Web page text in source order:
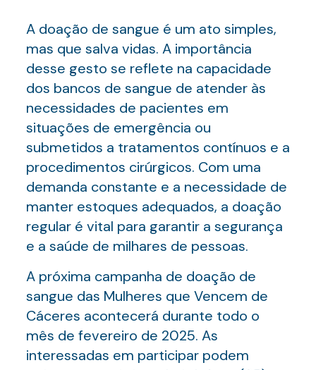
A doação de sangue é um ato simples,
mas que salva vidas. A importância
desse gesto se reflete na capacidade
dos bancos de sangue de atender às
necessidades de pacientes em
situações de emergência ou
submetidos a tratamentos contínuos e a
procedimentos cirúrgicos. Com uma
demanda constante e a necessidade de
manter estoques adequados, a doação
regular é vital para garantir a segurança
e a saúde de milhares de pessoas.
A próxima campanha de doação de
sangue das Mulheres que Vencem de
Cáceres acontecerá durante todo o
mês de fevereiro de 2025. As
interessadas em participar podem